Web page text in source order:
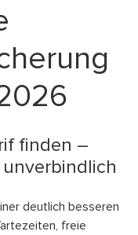
finden –
deutlich besseren
freie